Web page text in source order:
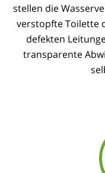
stellen die
verstopfte Toilette
defekten
transparente